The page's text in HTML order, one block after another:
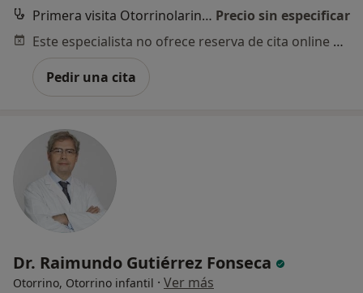
Primera visita Otorrinolaringología Precio sin especificar
Este especialista no ofrece reserva de cita online en esta dirección.
Pedir una cita
Dr. Raimundo Gutiérrez Fonseca
Otorrino, Otorrino infantil · Ver más